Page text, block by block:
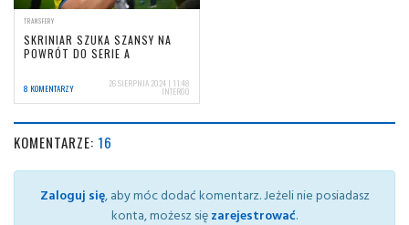
TRANSFERY
SKRINIAR SZUKA SZANSY NA
POWRÓT DO SERIE A
8 KOMENTARZY 26 SIERPNIA 2024 | 11:48
INTER00
KOMENTARZE: 16
Zaloguj się, aby móc dodać komentarz. Jeżeli nie posiadasz
konta, możesz sięzarejestrować.